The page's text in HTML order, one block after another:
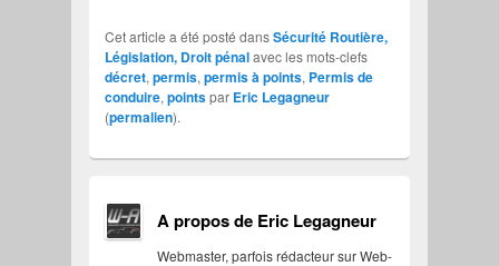
Cet article a été posté dansSécurité Routière,
Législation, Droit pénalavec les mots-clefs
décret,permis,permis à points, Permis de
conduire,pointspar Eric Legagneur
(permalien).
A propos de Eric Legagneur
Webmaster, parfois rédacteur sur Web-